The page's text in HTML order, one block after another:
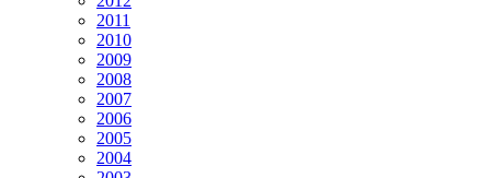
2011
2010
2009
2008
2007
2006
2005
2004